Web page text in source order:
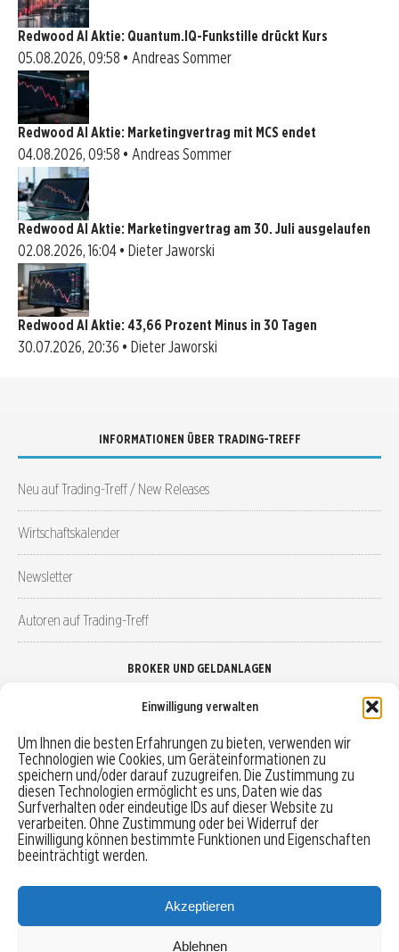
Einwilligung verwalten
Um Ihnen die besten Erfahrungen zu bieten, verwenden wir
Technologien wie Cookies, um Geräteinformationen zu
speichern und/oder darauf zuzugreifen. Die Zustimmung zu
diesen Technologien ermöglicht es uns, Daten wie das
Surfverhalten oder eindeutige IDs auf dieser Website zu
verarbeiten. Ohne Zustimmung oder bei Widerruf der
Einwilligung können bestimmte Funktionen und Eigenschaften
beeinträchtigt werden.
Akzeptieren
Ablehnen
Redwood AI Aktie: Quantum.IQ-Funkstille drückt Kurs
05.08.2026, 09:58 • Andreas Sommer
Redwood AI Aktie: Marketingvertrag mit MCS endet
04.08.2026, 09:58 • Andreas Sommer
Redwood AI Aktie: Marketingvertrag am 30. Juli ausgelaufen
02.08.2026, 16:04 • Dieter Jaworski
Redwood AI Aktie: 43,66 Prozent Minus in 30 Tagen
30.07.2026, 20:36 • Dieter Jaworski
INFORMATIONEN ÜBER TRADING-TREFF
Neu auf Trading-Treff / New Releases
Wirtschaftskalender
Newsletter
Autoren auf Trading-Treff
BROKER UND GELDANLAGEN
Robo-Advisor vergleichen
Depotvergleich
Festgeld vergleichen
Tagesgeld vergleichen